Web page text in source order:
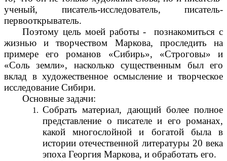
ученый, писатель-исследователь, писатель-
первооткрыватель.
Поэтому цель моей работы - познакомиться с
жизнью и творчеством Маркова, проследить на
примере его романов «Сибирь», «Строговы» и
«Соль земли», насколько существенным был его
вклад в художественное осмысление и творческое
исследование Сибири.
Основные задачи:
Собрать материал, дающий более полное
представление о писателе и его романах,
какой многослойной и богатой была в
истории отечественной литературы 20 века
эпоха Георгия Маркова, и обработать его.